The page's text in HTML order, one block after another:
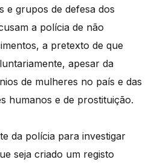
e grupos de defesa dos
a polícia de não
a pretexto de que
apesar da
de mulheres no país e das
humanos e de prostituição.
da polícia para investigar
seja criado um registo